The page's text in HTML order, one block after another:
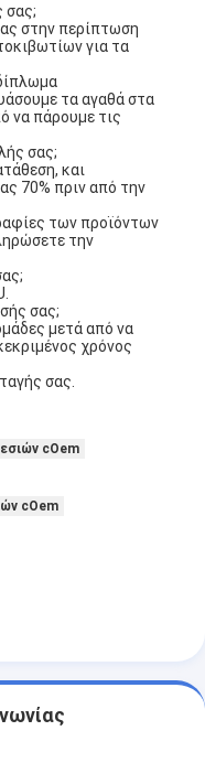
σας;
στην περίπτωση
για τα
τα αγαθά στα
να πάρουμε τις
σας;
και
70% πριν από την
των προϊόντων
την
σας;
μετά από να
χρόνος
σας.
cOem
cOem